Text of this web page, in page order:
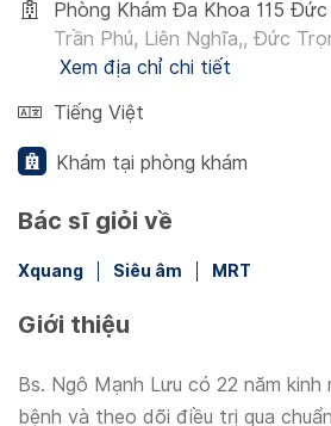
Phòng Khám Đa Khoa 115
Trần Phú, Liên Nghĩa,, Đức
Xem địa chỉ chi tiết
Tiếng Việt
Khám tại phòng khám
Bác sĩ giỏi về
Xquang Siêu âm MRT
Giới thiệu
Bs. Ngô Mạnh Lưu có 22 năm kinh
bệnh và theo dõi điều trị qua